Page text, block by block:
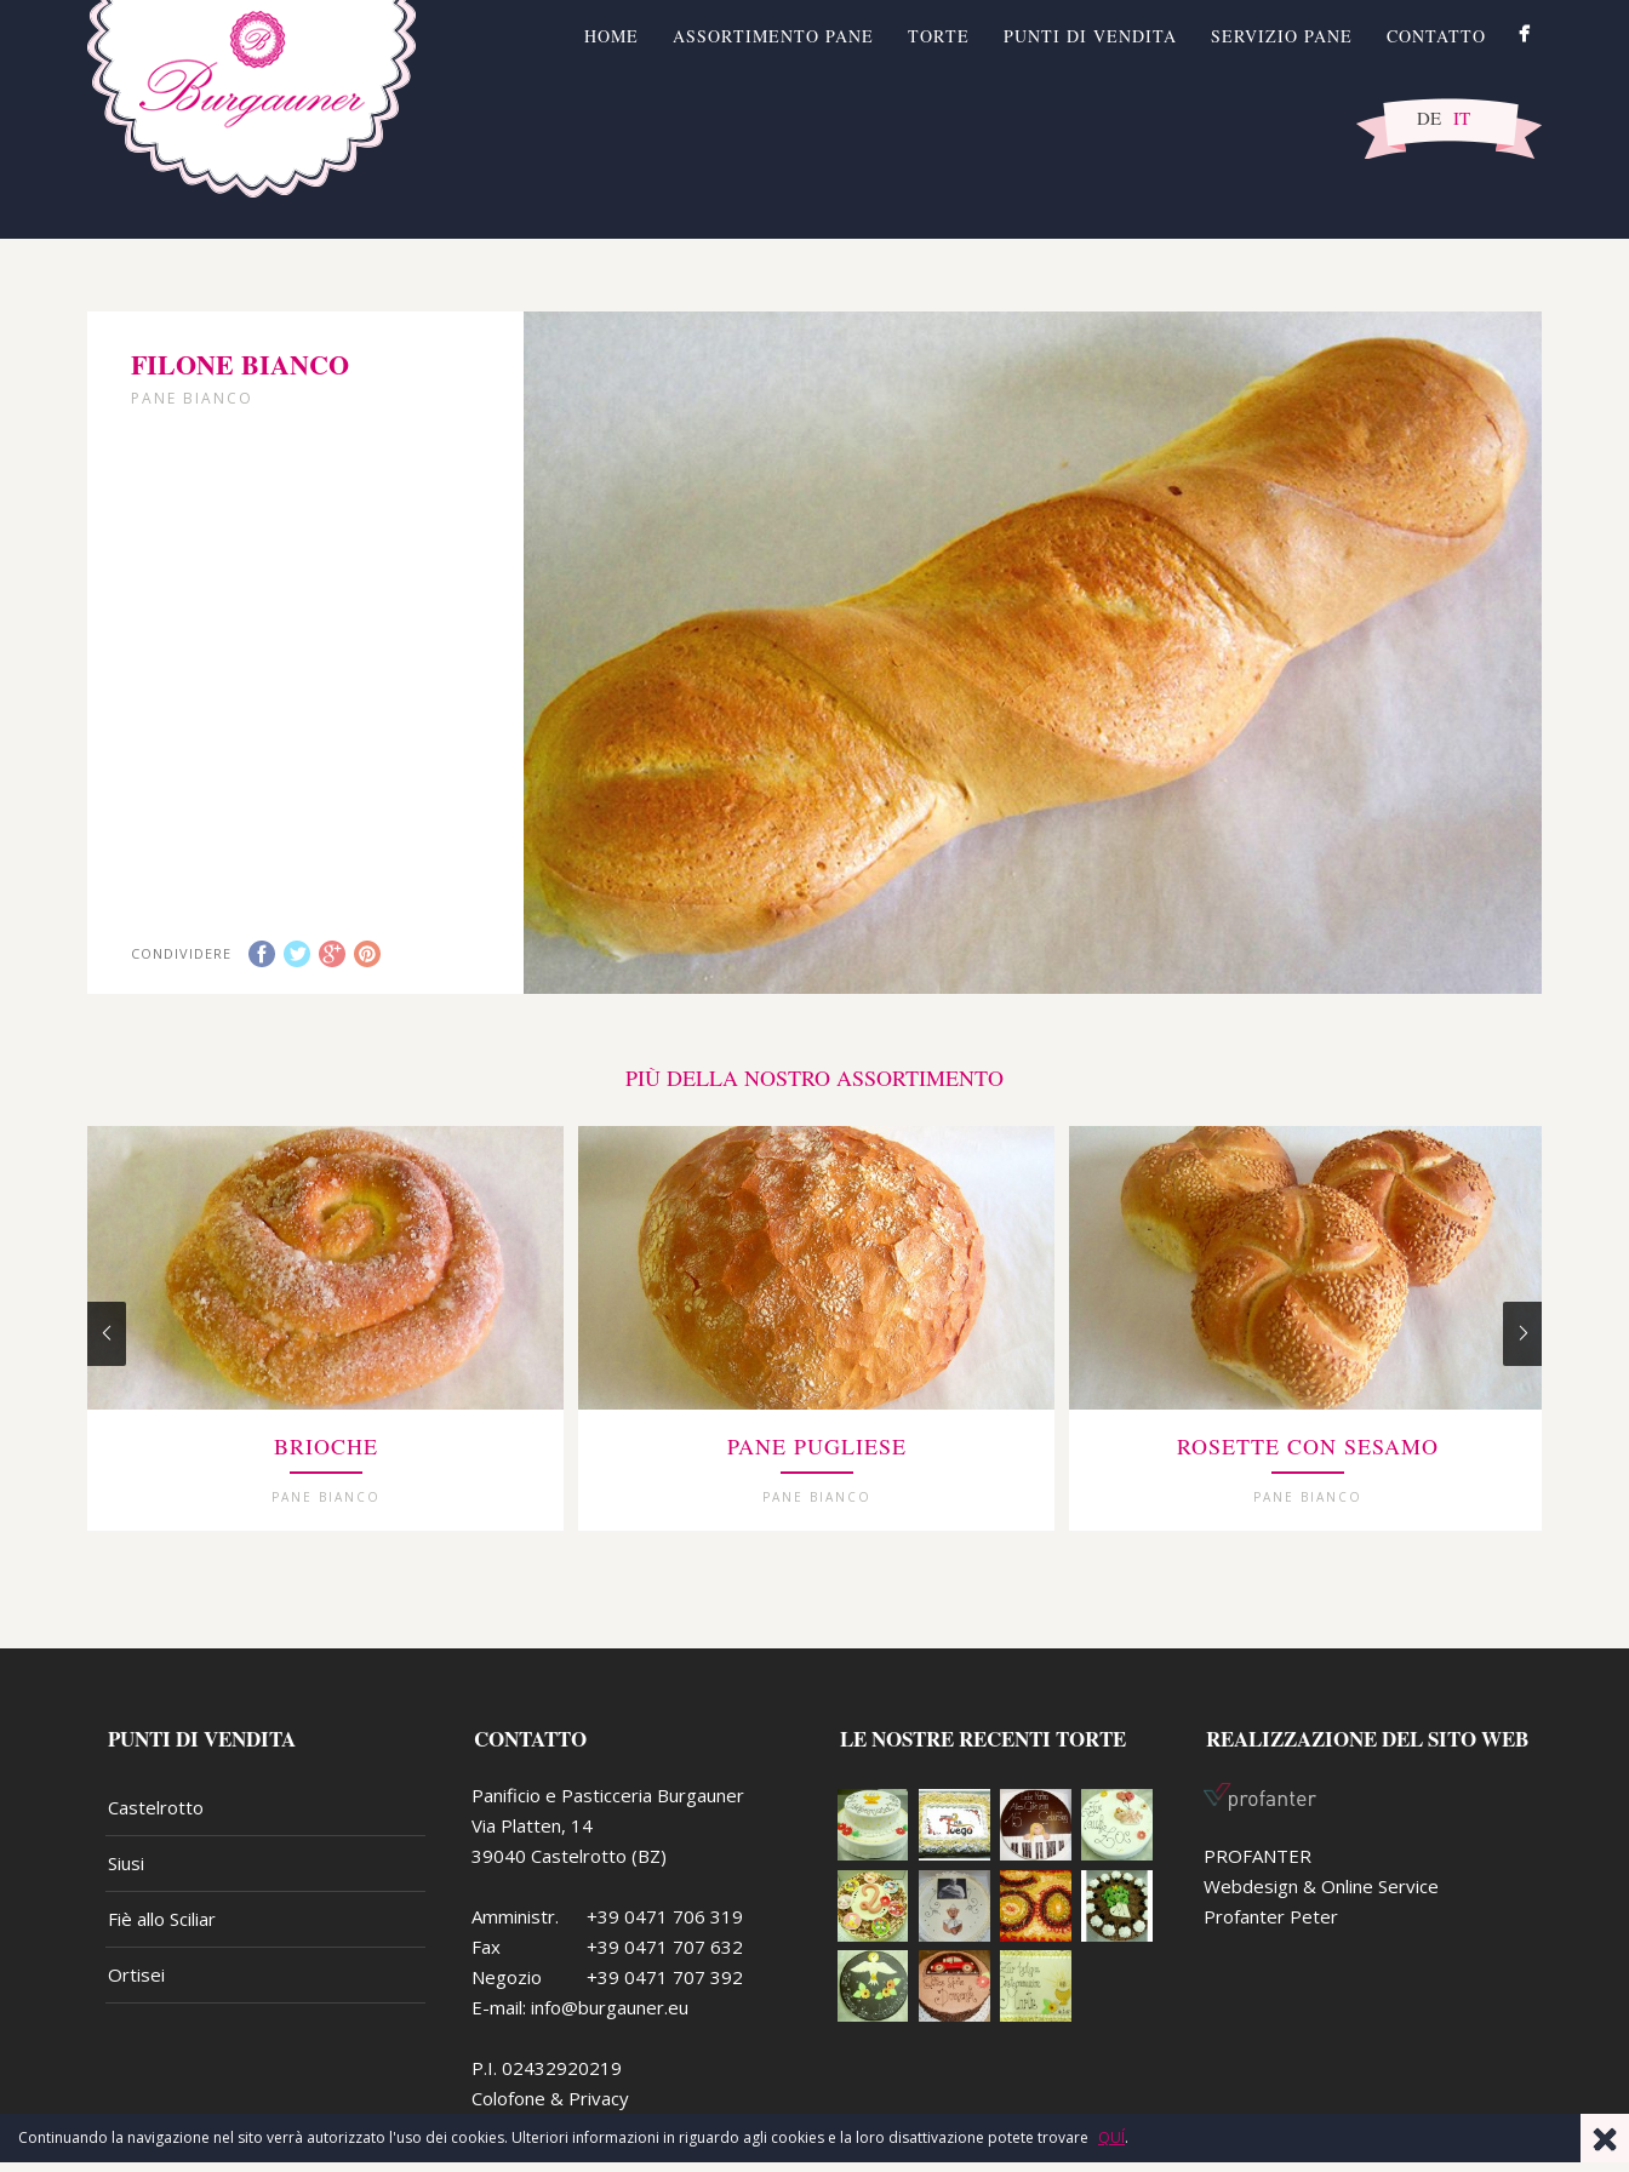
HOME ASSORTIMENTO PANE TORTE PUNTI DI VENDITA SERVIZIO PANE CONTATTO
DE IT
FILONE BIANCO
PANE BIANCO
CONDIVIDERE
PIÙ DELLA NOSTRO ASSORTIMENTO
BRIOCHE
PANE BIANCO
PANE PUGLIESE
PANE BIANCO
ROSETTE CON SESAMO
PANE BIANCO
PUNTI DI VENDITA
Castelrotto
Siusi
Fiè allo Sciliar
Ortisei
CONTATTO
Panificio e Pasticceria Burgauner
Via Platten, 14
39040 Castelrotto (BZ)
Amministr.
+39 0471 706 319
Fax
+39 0471 707 632
Negozio
+39 0471 707 392
E-mail: info@burgauner.eu
P.I. 02432920219
Colofone & Privacy
LE NOSTRE RECENTI TORTE REALIZZAZIONE DEL SITO WEB
PROFANTER
Webdesign & Online Service
Profanter Peter
Continuando la navigazione nel sito verrà autorizzato l'uso dei cookies. Ulteriori informazioni in riguardo agli cookies e la loro disattivazione potete trovare QUÍ.